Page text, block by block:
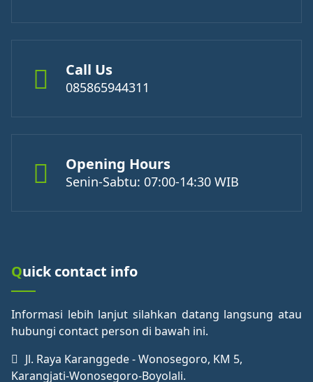
Call Us
085865944311
Opening Hours
Senin-Sabtu: 07:00-14:30 WIB
Quick contact info
Informasi lebih lanjut silahkan datang langsung atau
hubungi contact person di bawah ini.
Jl. Raya Karanggede - Wonosegoro, KM 5,
Karangjati-Wonosegoro-Boyolali.